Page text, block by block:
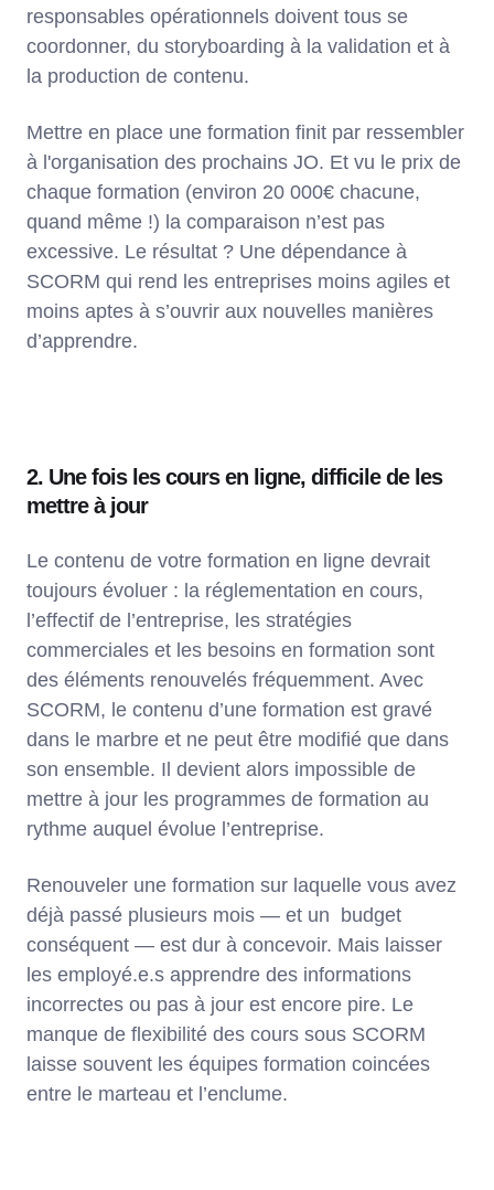
responsables opérationnels doivent tous se
coordonner, du storyboarding à la validation et à
la production de contenu.
Mettre en place une formation finit par ressembler
à l'organisation des prochains JO. Et vu le prix de
chaque formation (environ 20 000€ chacune,
quand même !) la comparaison n’est pas
excessive. Le résultat ? Une dépendance à
SCORM qui rend les entreprises moins agiles et
moins aptes à s’ouvrir aux nouvelles manières
d’apprendre.
2. Une fois les cours en ligne, difficile de les
mettre à jour
Le contenu de votre formation en ligne devrait
toujours évoluer : la réglementation en cours,
l’effectif de l’entreprise, les stratégies
commerciales et les besoins en formation sont
des éléments renouvelés fréquemment. Avec
SCORM, le contenu d’une formation est gravé
dans le marbre et ne peut être modifié que dans
son ensemble. Il devient alors impossible de
mettre à jour les programmes de formation au
rythme auquel évolue l’entreprise.
Renouveler une formation sur laquelle vous avez
déjà passé plusieurs mois — et un budget
conséquent — est dur à concevoir. Mais laisser
les employé.e.s apprendre des informations
incorrectes ou pas à jour est encore pire. Le
manque de flexibilité des cours sous SCORM
laisse souvent les équipes formation coincées
entre le marteau et l’enclume.